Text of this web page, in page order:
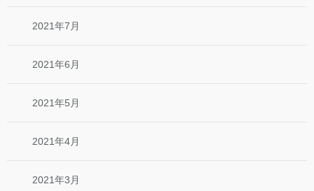
2021年7月
2021年6月
2021年5月
2021年4月
2021年3月